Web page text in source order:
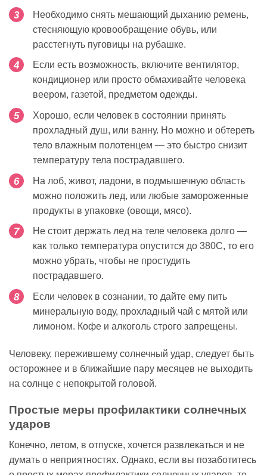
Необходимо снять мешающий дыханию ремень,
стесняющую кровообращение обувь, или
расстегнуть пуговицы на рубашке.
Если есть возможность, включите вентилятор,
кондиционер или просто обмахивайте человека
веером, газетой, предметом одежды.
Хорошо, если человек в состоянии принять
прохладный душ, или ванну. Но можно и обтереть
тело влажным полотенцем — это быстро снизит
температуру тела пострадавшего.
На лоб, живот, ладони, в подмышечную область
можно положить лед, или любые замороженные
продукты в упаковке (овощи, мясо).
Не стоит держать лед на теле человека долго —
как только температура опустится до 380С, то его
можно убрать, чтобы не простудить
пострадавшего.
Если человек в сознании, то дайте ему пить
минеральную воду, прохладный чай с мятой или
лимоном. Кофе и алкоголь строго запрещены.
Человеку, пережившему солнечный удар, следует быть
осторожнее и в ближайшие пару месяцев не выходить
на солнце с непокрытой головой.
Простые меры профилактики солнечных
ударов
Конечно, летом, в отпуске, хочется развлекаться и не
думать о неприятностях. Однако, если вы позаботитесь